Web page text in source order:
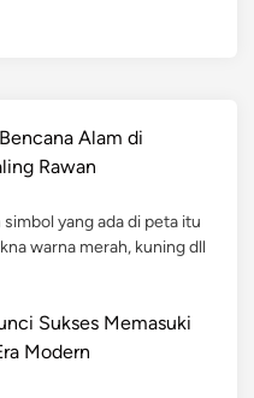
Alam di
Rawan
yang ada di peta itu
warna merah, kuning dll
Sukses Memasuki
Modern